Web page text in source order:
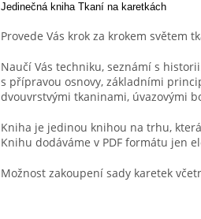
Jedinečná kniha Tkaní na karetkách
Provede Vás krok za krokem světem
Naučí Vás techniku, seznámí s
s přípravou osnovy, základními
dvouvrstvými tkaninami, úvazovými
Kniha je jedinou knihou na trhu,
Knihu dodáváme v PDF formátu jen
Možnost zakoupení sady karetek